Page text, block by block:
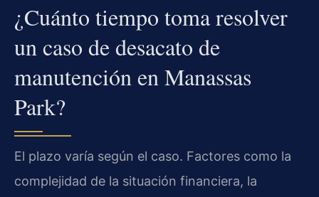
¿Cuánto tiempo toma resolver
un caso de desacato de
manutención en Manassas
Park?
El plazo varía según el caso. Factores como la
complejidad de la situación financiera, la